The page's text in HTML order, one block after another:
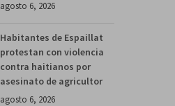
agosto 6, 2026
Habitantes de Espaillat
protestan con violencia
contra haitianos por
asesinato de agricultor
agosto 6, 2026